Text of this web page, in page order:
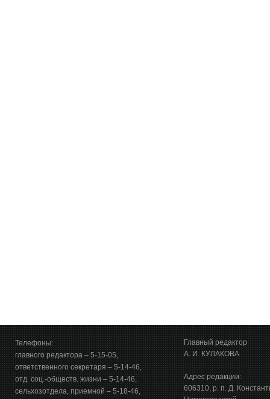
Телефоны:
главного редактора – 5-15-05,
ответственного секретаря – 5-14-46,
отд. соц.-обществ. жизни – 5-14-46,
сельхозотдела, приемной – 5-18-46,
Главный редактор
А. И. КУЛАКОВА
Адрес редакции:
606310, р. п. Д.